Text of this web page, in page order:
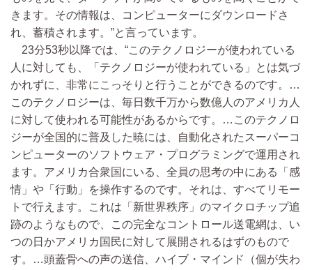
きます。その情報は、コンピューターにダウンロードさ
れ、蓄積されます。”と言っています。
23分53秒以降では、“このテクノロジーが使われている
人に対しても、「テクノロジーが使われている」とは気づ
かれずに、非常にこっそりと行うことができるのです。…
このテクノロジーは、毎日数千万から数億人のアメリカ人
に対して使われる可能性があるからです。…このテクノロ
ジーが全国的に普及した暁には、自動化されたスーパーコ
ンピューターのソフトウェア・プログラミングで運用され
ます。アメリカ合衆国にいる、全員の思考の中にある「感
情」や「行動」を操作するのです。それは、すべてリモー
トで行えます。これは「新世界秩序」のマイクロチップ追
跡のようなもので、この完全なコントロール送電網は、い
つの日かアメリカ国民に対して展開されるはずのもので
す。…頭蓋骨への声の送信、ハイブ・マインド（個が失わ